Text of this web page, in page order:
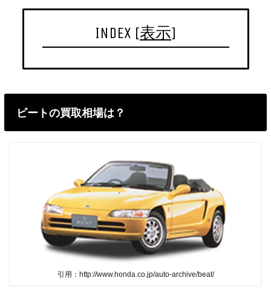
INDEX [表示]
ビートの買取相場は？
引用：http://www.honda.co.jp/auto-archive/beat/